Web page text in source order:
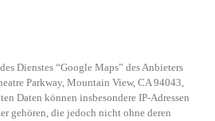
Dienstes “Google Maps” des Anbieters
Parkway, Mountain View, CA 94043,
Daten können insbesondere IP-Adressen
gehören, die jedoch nicht ohne deren